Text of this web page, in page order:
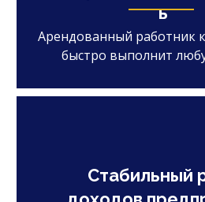
ь
Арендованный работник
быстро выполнит
Стабильный